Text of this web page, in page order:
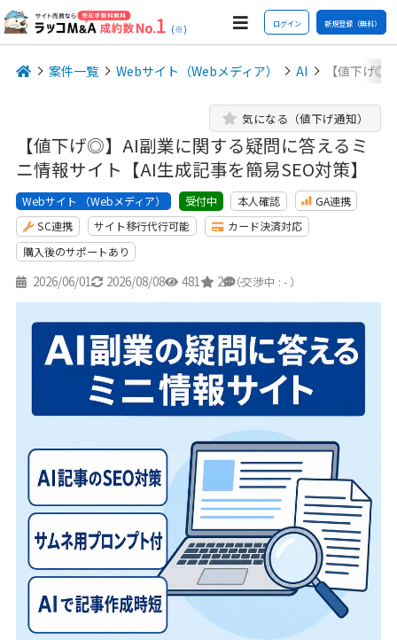
(※) ログイン 新規登録（無料）
案件一覧 Webサイト（Webメディア） AI 【値下げ◎
【値下げ◎】AI副業に関する疑問に答えるミ
ニ情報サイト【AI生成記事を簡易SEO対策】
気になる（値下げ通知）
Webサイト （Webメディア） 受付中 本人確認
GA連携
SC連携
サイト移行代行可能
カード決済対応
購入後のサポートあり
2026/06/01 2026/08/08 481 2 -
（交渉中 : - ）